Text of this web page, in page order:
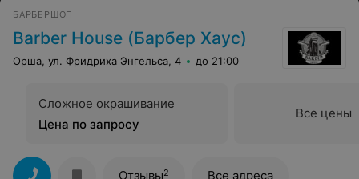
БАРБЕРШОП
Barber House (Барбер Хаус)
Орша, ул. Фридриха Энгельса, 4 до 21:00
Сложное окрашивание
Цена по запросу
Все цены
Отзывы2 Все адреса